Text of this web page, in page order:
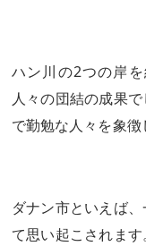
ハン川の2つの岸
人々の団結の成果
で勤勉な人々を象徴
ダナン市といえば
て思い起こされま